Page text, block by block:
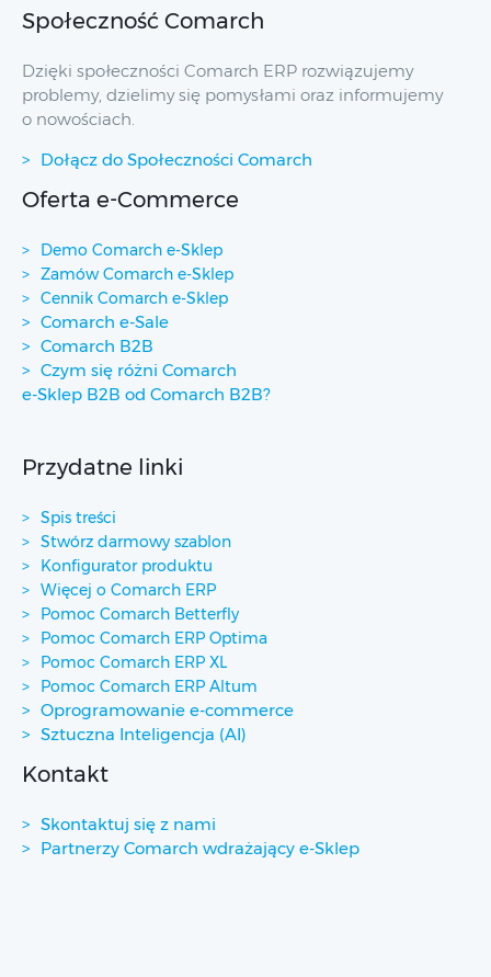
Społeczność Comarch
Dzięki społeczności Comarch ERP rozwiązujemy
problemy, dzielimy się pomysłami oraz informujemy
o nowościach.
Dołącz do Społeczności Comarch
Oferta e-Commerce
Demo Comarch e-Sklep
Zamów Comarch e-Sklep
Cennik Comarch e-Sklep
Comarch e-Sale
Comarch B2B
Czym się różni Comarch
e-Sklep B2B od Comarch B2B?
Przydatne linki
Spis treści
Stwórz darmowy szablon
Konfigurator produktu
Więcej o Comarch ERP
Pomoc Comarch Betterfly
Pomoc Comarch ERP Optima
Pomoc Comarch ERP XL
Pomoc Comarch ERP Altum
Oprogramowanie e-commerce
Sztuczna Inteligencja (AI)
Kontakt
Skontaktuj się z nami
Partnerzy Comarch wdrażający e-Sklep